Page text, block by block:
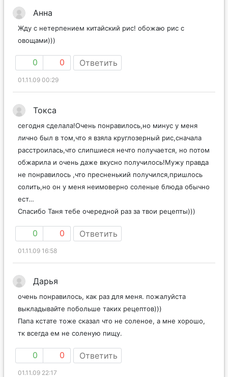
Анна
Жду с нетерпением китайский рис! обожаю рис с
овощами)))
0 0 Ответить
01.11.09 00:29
Токса
сегодня сделала!Очень понравилось,но минус у меня
лично был в том,что я взяла круглозерный рис,сначала
расстроилась,что слипшиеся нечто получается, но потом
обжарила и очень даже вкусно получилось!Мужу правда
не понравилось ,что пресненький получился,пришлось
солить,но он у меня неимоверно соленые блюда обычно
ест…
Спасибо Таня тебе очередной раз за твои рецепты)))
0 0 Ответить
01.11.09 16:58
Дарья
очень понравилось, как раз для меня. пожалуйста
выкладывайте побольше таких рецептов)))
Папа кстате тоже сказал что не соленое, а мне хорошо,
тк всегда ем не соленую пищу.
0 0 Ответить
01.11.09 22:17